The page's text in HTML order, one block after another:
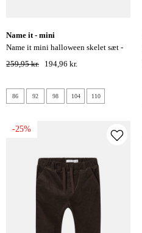
name it - mini
name it mini halloween skelet sæt -
sort
259,95 kr. 194,96 kr.
86 92 98 104 110
-25%